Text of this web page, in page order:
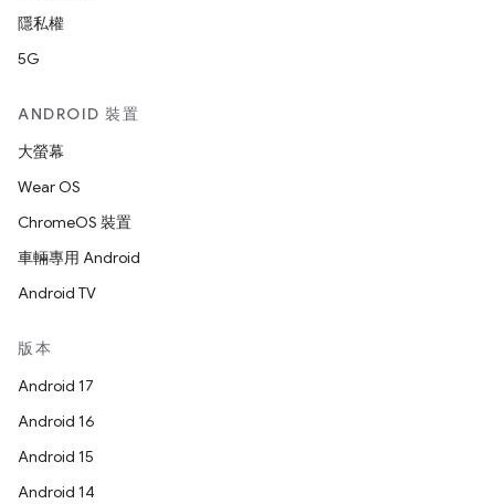
隱私權
5G
ANDROID 裝置
大螢幕
Wear OS
ChromeOS 裝置
車輛專用 Android
Android TV
版本
Android 17
Android 16
Android 15
Android 14